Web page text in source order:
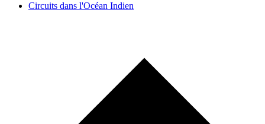
Circuits dans l'Océan Indien